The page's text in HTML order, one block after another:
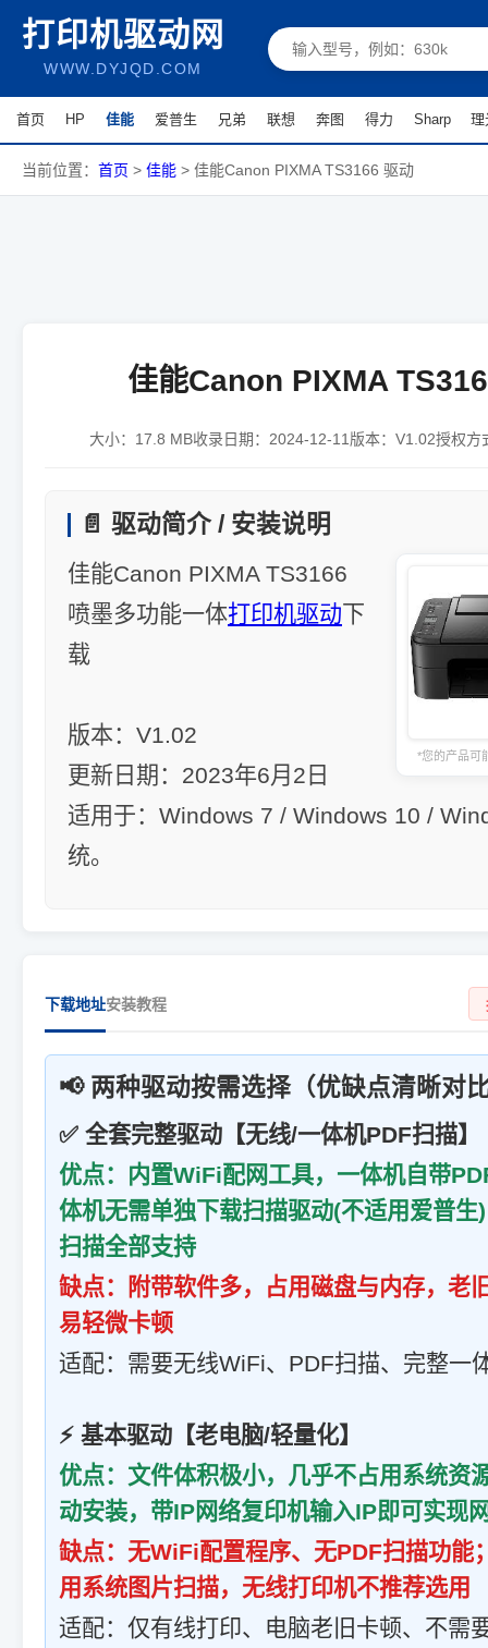
打印机驱动网
WWW.DYJQD.COM
首页 HP 佳能 爱普生 兄弟 联想 奔图 得力 Sharp 理
当前位置： 首页 > 佳能 > 佳能Canon PIXMA TS3166 驱动
佳能Canon PIXMA
大小： 17.8 MB收录日期： 2024-12-11 版本： V1.02授权方
📄 驱动简介 / 安装说明
*您的产品可
佳能Canon PIXMA TS3166
喷墨多功能一体打印机驱动下
载
版本：V1.02
更新日期：2023年6月2日
适用于：Windows 7 / Windows 10 /
统。
下载地址安装教程
📢 两种驱动按需选择（优缺点清晰对
✅ 全套完整驱动【无线/一体机PDF扫描】
优点：内置WiFi配网工具，一体机自带
体机无需单独下载扫描驱动(不适用爱普生
扫描全部支持
缺点：附带软件多，占用磁盘与内存，老
易轻微卡顿
适配：需要无线WiFi、PDF扫描、完整一
⚡ 基本驱动【老电脑/轻量化】
优点：文件体积极小，几乎不占用系统资
动安装，带IP网络复印机输入IP即可实现
缺点：无WiFi配置程序、无PDF扫描功能
用系统图片扫描，无线打印机不推荐选用
适配：仅有线打印、电脑老旧卡顿、不需